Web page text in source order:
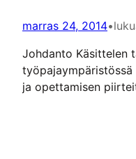
hän harjoitti
Raitikkasoittajien
Sagolik-duona…
marras 24, 2014•
Johdanto Käsittelen
ja opettamisen